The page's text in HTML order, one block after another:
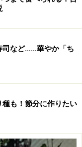
体調不良を引き起こ
い方法で行い、なる
ち運びの際は保存方
司など……華やか「ち
も！節分に作りたい